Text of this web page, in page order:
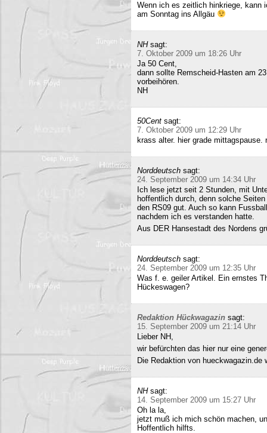
Wenn ich es zeitlich hinkriege, kann
am Sonntag ins Allgäu
NH sagt:
7. Oktober 2009 um 18:26 Uhr
Ja 50 Cent,
dann sollte Remscheid-Hasten am
vorbeihören.
NH
50Cent sagt:
7. Oktober 2009 um 12:29 Uhr
krass alter. hier grade
Norddeutsch sagt:
24. September 2009 um 14:34 Uhr
Ich lese jetzt seit 2 Stunden, mit
hoffentlich durch, denn solche
den RS09 gut. Auch so kann
nachdem ich es verstanden hatte.
Aus DER Hansestadt des Nordens
Norddeutsch sagt:
24. September 2009 um 12:35 Uhr
Was f. e. geiler Artikel. Ein ernstes
Hückeswagen?
Redaktion Hückwagazin sagt:
15. September 2009 um 21:14 Uhr
Lieber NH,
wir befürchten das hier nur eine
Die Redaktion von
NH sagt:
14. September 2009 um 15:27 Uhr
Oh la la,
jetzt muß ich mich schön machen,
Hoffentlich hilfts.